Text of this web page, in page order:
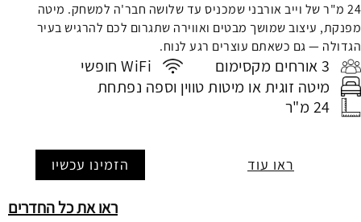
24 מ"ר של וייב אורבני שמכניס עד שלושה חבר'ה למשחק. מיטה
מפנקת, עיצוב שמושך מבטים ואווירה שתגרום לכם להרגיש בעיר
הגדולה — גם כשאתם עוצרים רגע לנוח.
3 אורחים מקסימום
WiFi חופשי
מיטה זוגית או מיטות טווין וספה נפתחת
24 מ"ר
ראו עוד הזמינו עכשיו
ראו את כל החדרים